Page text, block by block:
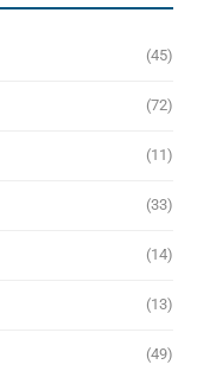
(45)
(72)
(11)
(33)
(14)
(13)
(49)